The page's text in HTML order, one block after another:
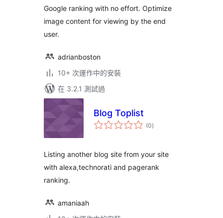
Google ranking with no effort. Optimize
image content for viewing by the end
user.
adrianboston
10+ 次運作中的安裝
在 3.2.1 測試過
Blog Toplist
(0總
評)
Listing another blog site from your site
with alexa,technorati and pagerank
ranking.
amaniaah